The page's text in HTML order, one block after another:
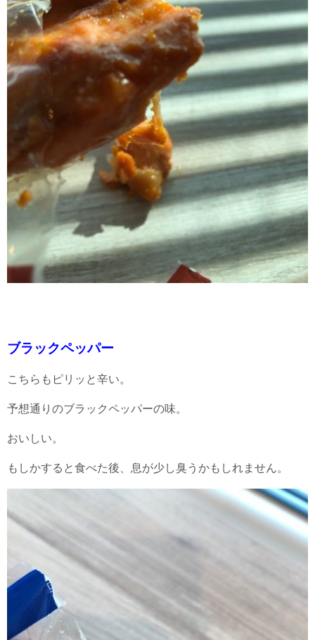
ブラックペッパー
こちらもピリッと辛い。
予想通りのブラックペッパーの味。
おいしい。
もしかすると食べた後、息が少し臭うかもしれません。